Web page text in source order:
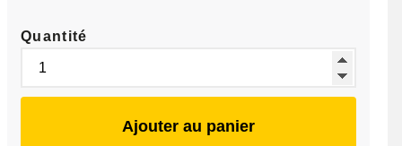
Quantité
Ajouter au panier